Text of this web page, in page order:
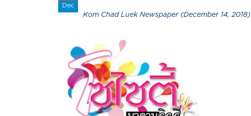
Dec
Kom Chad Luek Newspaper (December 14, 2018)